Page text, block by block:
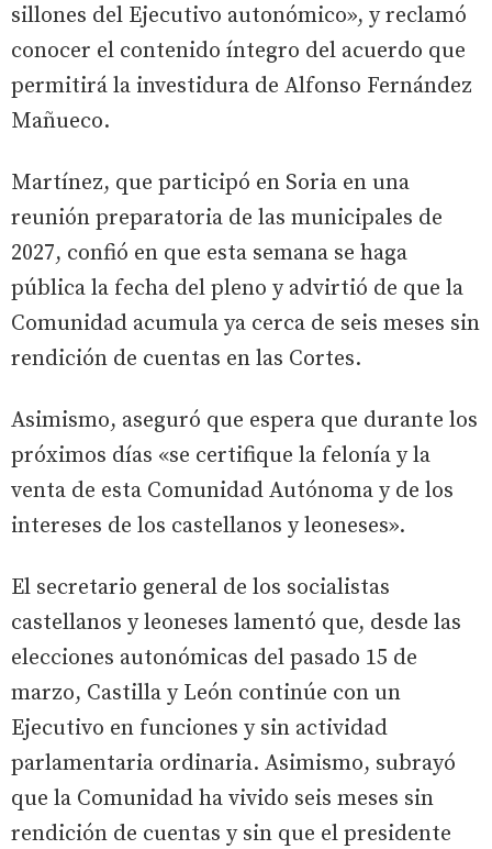
sillones del Ejecutivo autonómico», y reclamó
conocer el contenido íntegro del acuerdo que
permitirá la investidura de Alfonso Fernández
Mañueco.
Martínez, que participó en Soria en una
reunión preparatoria de las municipales de
2027, confió en que esta semana se haga
pública la fecha del pleno y advirtió de que la
Comunidad acumula ya cerca de seis meses sin
rendición de cuentas en las Cortes.
Asimismo, aseguró que espera que durante los
próximos días «se certifique la felonía y la
venta de esta Comunidad Autónoma y de los
intereses de los castellanos y leoneses».
El secretario general de los socialistas
castellanos y leoneses lamentó que, desde las
elecciones autonómicas del pasado 15 de
marzo, Castilla y León continúe con un
Ejecutivo en funciones y sin actividad
parlamentaria ordinaria. Asimismo, subrayó
que la Comunidad ha vivido seis meses sin
rendición de cuentas y sin que el presidente